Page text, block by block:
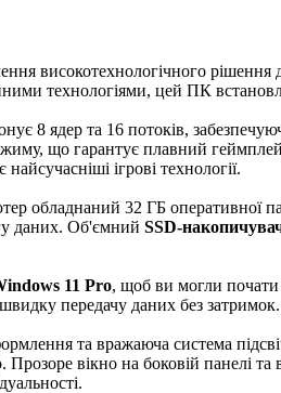
високотехнологічного рішення
технологіями, цей ПК
8 ядер та 16 потоків,
що гарантує плавний
ігрові технології.
обладнаний 32 ГБ оперативної
даних. Об'ємний SSD-
11 Pro, щоб ви могли почати
передачу даних без затримок.
та вражаюча система
вікно на боковій панелі та